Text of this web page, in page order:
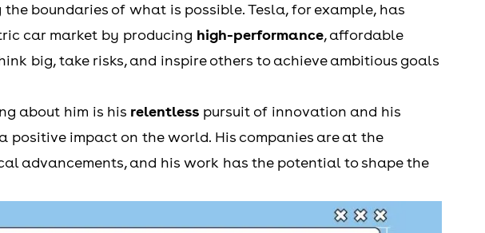
boundaries of what is possible. Tesla, for example, has
car market by producing high-performance, affordable
big, take risks, and inspire others to achieve ambitious goals
about him is his relentless pursuit of innovation and his
positive impact on the world. His companies are at the
advancements, and his work has the potential to shape the